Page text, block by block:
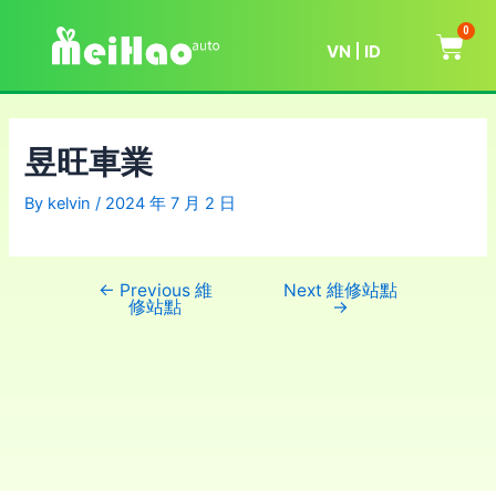
VN ID
0
昱旺車業
By kelvin/ 2024 年 7 月 2 日
← Previous 維
修站點
Next 維修站點
→